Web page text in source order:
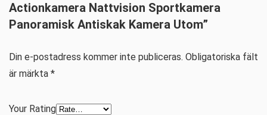
Actionkamera Nattvision Sportkamera
Panoramisk Antiskak Kamera Utom”
Din e-postadress kommer inte publiceras. Obligatoriska fält
är märkta *
Your Rating